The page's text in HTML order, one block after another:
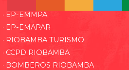
· EP-EMMPA
· EP-EMAPAR
· RIOBAMBA TURISMO
· CCPD RIOBAMBA
· BOMBEROS RIOBAMBA